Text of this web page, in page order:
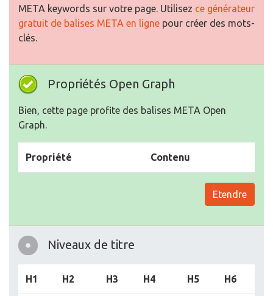
META keywords sur votre page. Utilisez ce générateur
gratuit de balises META en ligne pour créer des mots-
clés.
Propriétés Open Graph
Bien, cette page profite des balises META Open
Graph.
Propriété Contenu
Etendre
Niveaux de titre
H1 H2 H3 H4 H5 H6